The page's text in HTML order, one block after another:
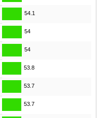
54.1
54
54
53.8
53.7
53.7